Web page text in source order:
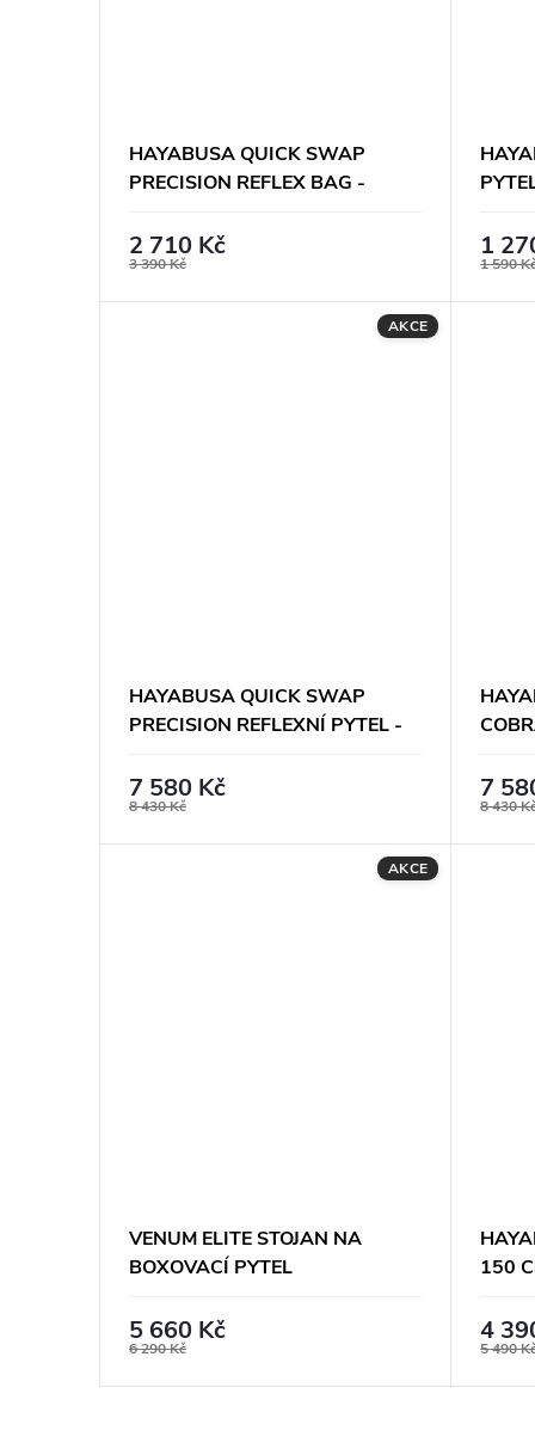
HAYABUSA QUICK SWAP
PRECISION REFLEX BAG -
2 710 Kč
3 390 Kč
1
1 590
AKCE
HAYABUSA QUICK SWAP
PRECISION REFLEXNÍ PYTEL -
7 580 Kč
8 430 Kč
7
8 430
AKCE
VENUM ELITE STOJAN NA
BOXOVACÍ PYTEL
5 660 Kč
6 290 Kč
150
4
5 490